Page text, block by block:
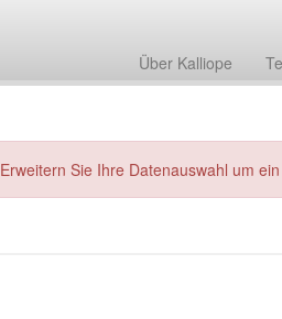
Über Kalliope
Erweitern Sie Ihre Datenauswahl um